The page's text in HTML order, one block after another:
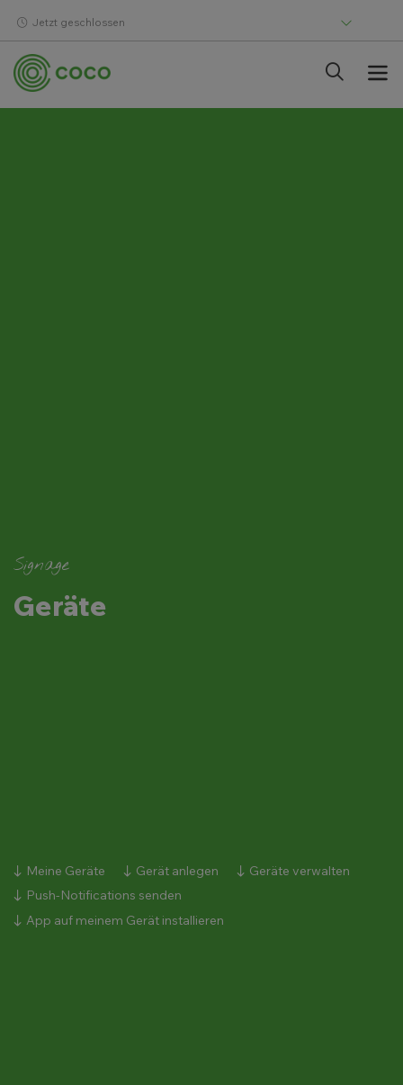
Jetzt geschlossen
Signage
Geräte
Meine Geräte Gerät anlegen
Geräte verwalten
Push-Notifications senden
App auf meinem Gerät installieren